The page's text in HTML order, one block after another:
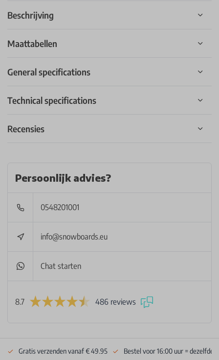
Beschrijving
Maattabellen
General specifications
Technical specifications
Recensies
Persoonlijk advies?
0548201001
info@snowboards.eu
Chat starten
8.7 486 reviews
Gratis verzenden vanaf € 49.95 Bestel voor 16:00 uur = dezelfde